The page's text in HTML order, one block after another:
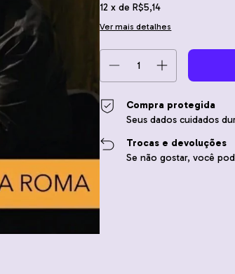
12 x deR$5,14
Ver mais detalhes
Compra protegida
Seus dados cuidados
Trocas e devoluções
Se não gostar, você